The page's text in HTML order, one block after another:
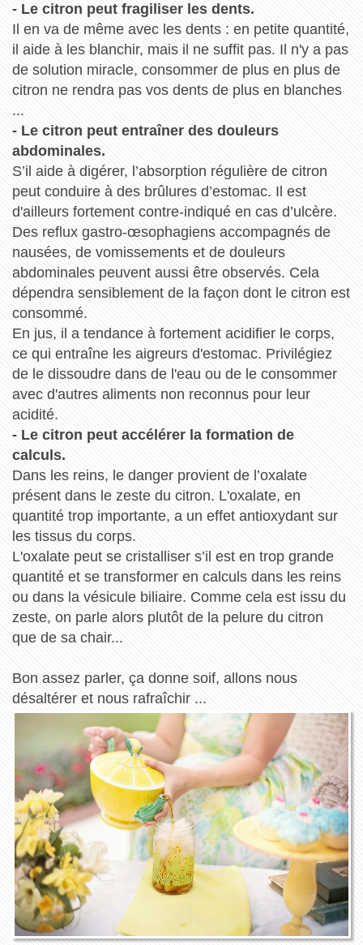
- Le citron peut fragiliser les dents.
Il en va de même avec les dents : en petite quantité,
il aide à les blanchir, mais il ne suffit pas. Il n'y a pas
de solution miracle, consommer de plus en plus de
citron ne rendra pas vos dents de plus en blanches
...
- Le citron peut entraîner des douleurs
abdominales.
S’il aide à digérer, l’absorption régulière de citron
peut conduire à des brûlures d’estomac. Il est
d'ailleurs fortement contre-indiqué en cas d’ulcère.
Des reflux gastro-œsophagiens accompagnés de
nausées, de vomissements et de douleurs
abdominales peuvent aussi être observés. Cela
dépendra sensiblement de la façon dont le citron est
consommé.
En jus, il a tendance à fortement acidifier le corps,
ce qui entraîne les aigreurs d'estomac. Privilégiez
de le dissoudre dans de l'eau ou de le consommer
avec d'autres aliments non reconnus pour leur
acidité.
- Le citron peut accélérer la formation de
calculs.
Dans les reins, le danger provient de l’oxalate
présent dans le zeste du citron. L'oxalate, en
quantité trop importante, a un effet antioxydant sur
les tissus du corps.
L'oxalate peut se cristalliser s’il est en trop grande
quantité et se transformer en calculs dans les reins
ou dans la vésicule biliaire. Comme cela est issu du
zeste, on parle alors plutôt de la pelure du citron
que de sa chair...
Bon assez parler, ça donne soif, allons nous
désaltérer et nous rafraîchir ...